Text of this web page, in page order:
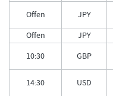
Offen
JPY
Offen
JPY
10:30
GBP
14:30
USD